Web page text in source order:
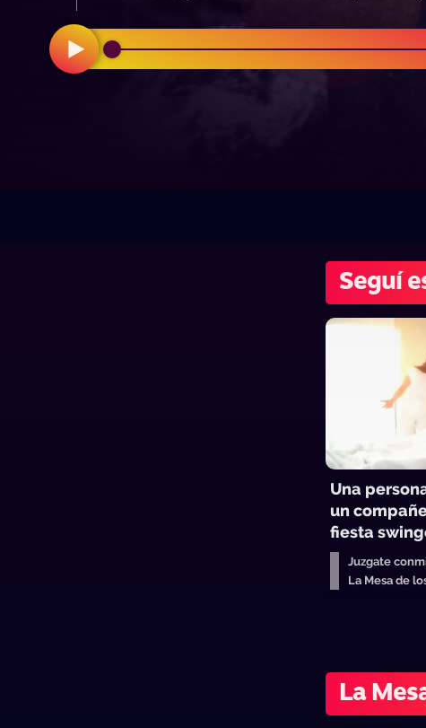
Seguí
Una
un
fiesta
Juzgate
La Mesa de
La